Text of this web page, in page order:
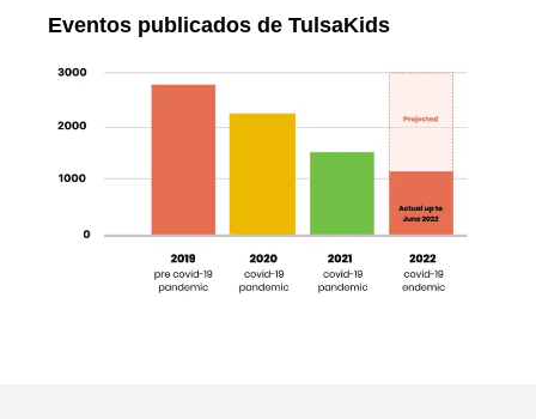
Eventos publicados de TulsaKids